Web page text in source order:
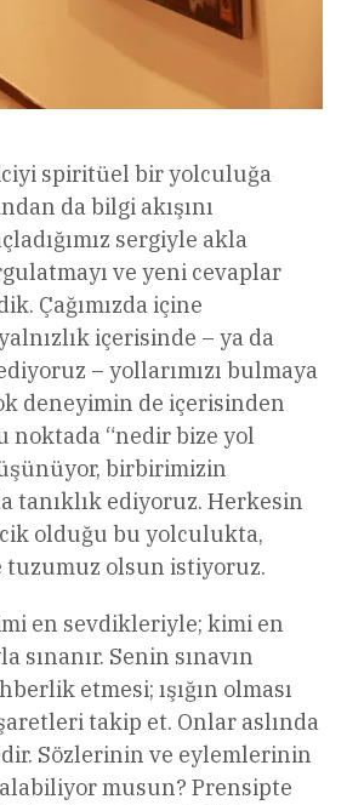
spiritüel bir yolculuğa
da bilgi akışını
sergiyle akla
ve yeni cevaplar
Çağımızda içine
içerisinde – ya da
– yollarımızı bulmaya
deneyimin de içerisinden
noktada “nedir bize yol
birbirimizin
tanıklık ediyoruz. Herkesin
olduğu bu yolculukta,
tuzumuz olsun istiyoruz.
en sevdikleriyle; kimi en
Senin sınavın
etmesi; ışığın olması
takip et. Onlar aslında
Sözlerinin ve eylemlerinin
musun? Prensipte